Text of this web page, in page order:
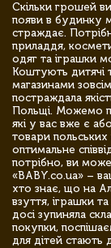
Скільки грошей
появи в будинку
страждає.
приладдя,
одяг та іграшки
Коштують дитячі
магазинами
постраждала
Польщі. Можемо
які у вас вже є
товари
оптимальне
потрібно, ви
«BABY.co.ua» –
хто знає, що на
взуття, іграшки
досі зупиняла
покупки,
для дітей стають